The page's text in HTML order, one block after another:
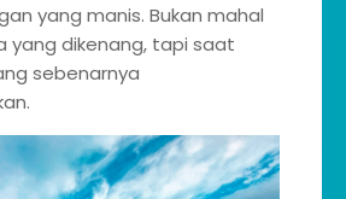
yang manis. Bukan mahal
yang dikenang, tapi saat
sebenarnya